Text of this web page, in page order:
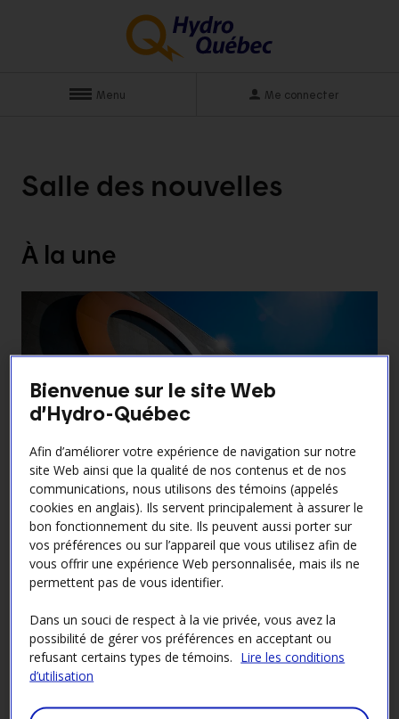
Menu Me connecter
Salle des nouvelles
À la une
24 JUILLET 2026, NOUVELLES GÉNÉRALES
Hydro Québec publie les
recommandations de
sujet de ses pratiques de
recouvrement dans certaines
communautés autochtones
Bienvenue sur le site Web
d’Hydro-Québec
Afin d’améliorer votre expérience de navigation sur notre
site Web ainsi que la qualité de nos contenus et de nos
communications, nous utilisons des témoins (appelés
cookies en anglais). Ils servent principalement à assurer le
bon fonctionnement du site. Ils peuvent aussi porter sur
vos préférences ou sur l’appareil que vous utilisez afin de
vous offrir une expérience Web personnalisée, mais ils ne
permettent pas de vous identifier.
Dans un souci de respect à la vie privée, vous avez la
possibilité de gérer vos préférences en acceptant ou
refusant certains types de témoins. Lire les conditions
d’utilisation